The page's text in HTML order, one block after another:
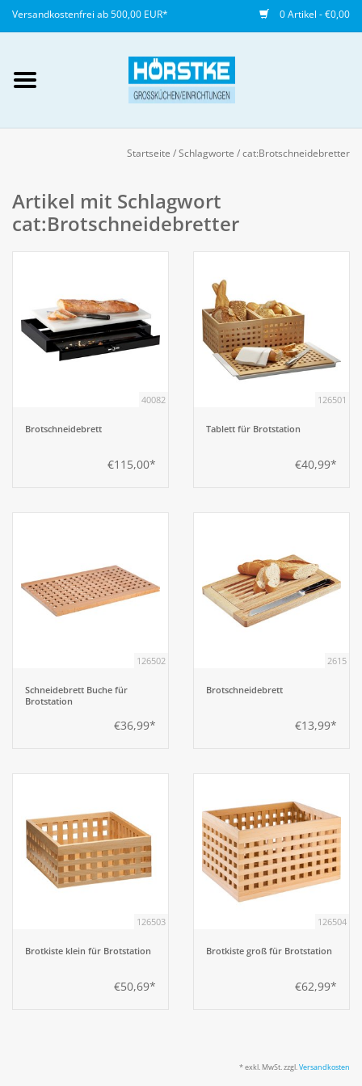
Versandkostenfrei ab 500,00 EUR* 0 Artikel - €0,00
anlegen
NEU
Buffet
Fingerfood
Berufsbekleidung
Startseite /Schlagworte /cat:Brotschneidebretter
Artikel mit Schlagwort
cat:Brotschneidebretter
40082
Brotschneidebrett
€115,00*
126501
Tablett für Brotstation
€40,99*
126502
Schneidebrett Buche für
Brotstation
€36,99*
2615
Brotschneidebrett
€13,99*
126503
Brotkiste klein für Brotstation
€50,69*
126504
Brotkiste groß für Brotstation
€62,99*
* exkl. MwSt. zzgl.Versandkosten